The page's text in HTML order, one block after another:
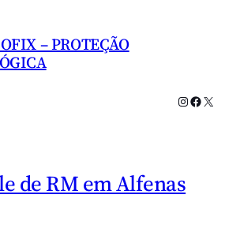
– PROTEÇÃO
Instagram
X
de RM em Alfenas